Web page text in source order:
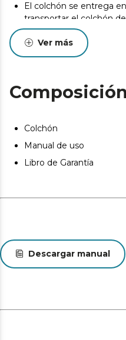
El colchón se entrega
transportar el colchón
Pueden existir leves
mostrado y el
acabado. Estas
Ver más
Composición
Colchón
Manual de uso
Libro de Garantía
Descargar manual